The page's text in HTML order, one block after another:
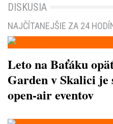
DISKUSIA
NAJČÍTANEJŠIE ZA 24
Leto na Baťáku
Garden v Skalici je
open-air eventov